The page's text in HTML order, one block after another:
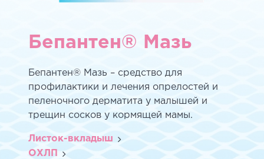
Бепантен® Мазь
Бепантен® Мазь – средство для
профилактики и лечения опрелостей и
пеленочного дерматита у малышей и
трещин сосков у кормящей мамы.
Листок-вкладыш
ОХЛП